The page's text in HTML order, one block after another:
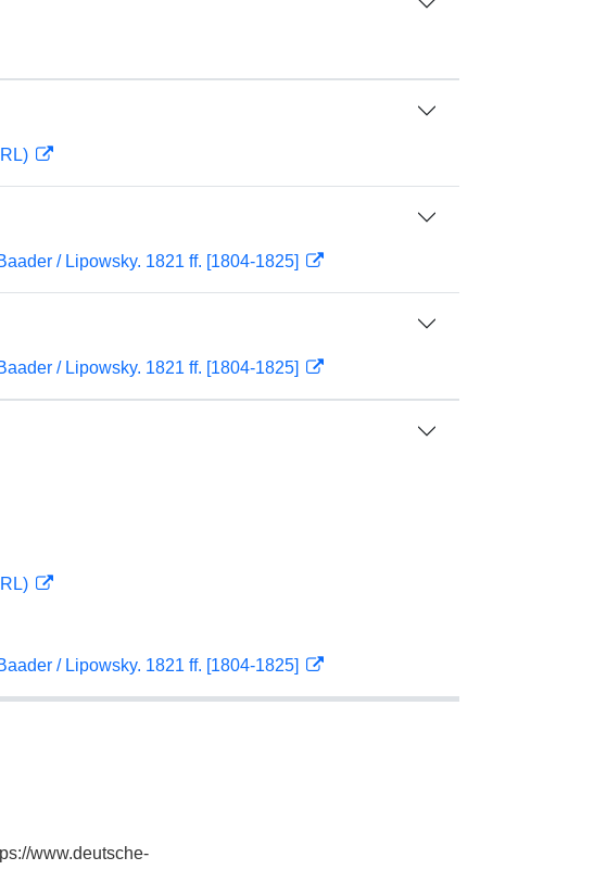
/ Lipowsky. 1821 ff. [1804-1825]
/ Lipowsky. 1821 ff. [1804-1825]
/ Lipowsky. 1821 ff. [1804-1825]
www.deutsche-